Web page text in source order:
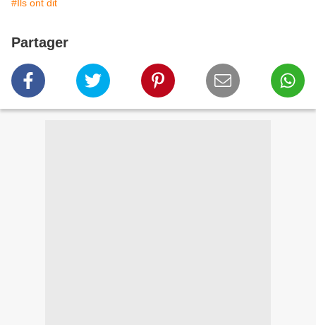
#Ils ont dit
Partager